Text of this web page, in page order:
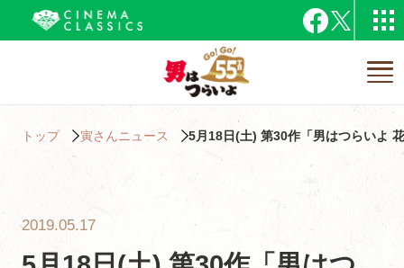
トップ 寅さんニュース 5月18日(土) 第30作「男はつらいよ
2019.05.17